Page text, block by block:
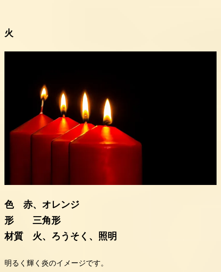
火
色 赤、オレンジ
形 三角形
材質 火、ろうそく、照明
明るく輝く炎のイメージです。